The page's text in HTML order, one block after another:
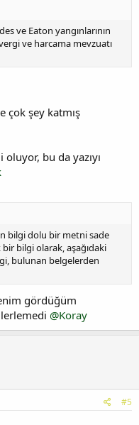
ve Eaton yangınlarının
ve harcama mevzuatı
çok şey katmış
bu da yazıyı
bilgi dolu bir metni sade
bilgi olarak, aşağıdaki
bulunan belgelerden
gördüğüm
@Koray
#5